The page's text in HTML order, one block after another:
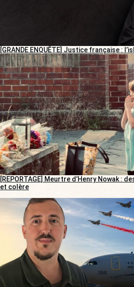
[GRANDE ENQUÊTE] Justice française :
[REPORTAGE] Meurtre d’Henry Nowak :
et colère